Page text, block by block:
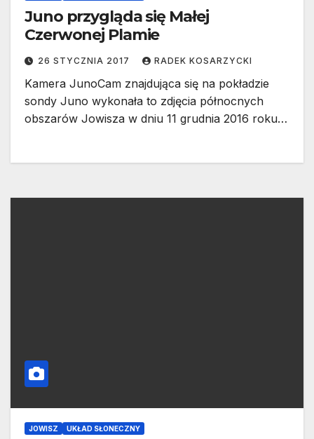
Juno przygląda się Małej
Czerwonej Plamie
26 STYCZNIA 2017 RADEK KOSARZYCKI
Kamera JunoCam znajdująca się na pokładzie
sondy Juno wykonała to zdjęcia północnych
obszarów Jowisza w dniu 11 grudnia 2016 roku…
JOWISZ UKŁAD SŁONECZNY